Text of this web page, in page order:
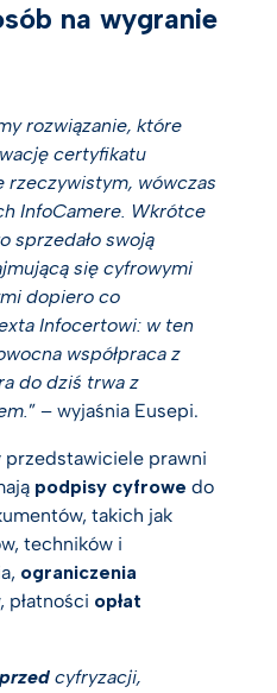
na wygranie
rozwiązanie, które
certyfikatu
rzeczywistym, wówczas
InfoCamere. Wkrótce
sprzedało swoją
się cyfrowymi
dopiero co
Infocertowi: w ten
współpraca z
do dziś trwa z
” – wyjaśnia Eusepi.
prawni
podpisy cyfrowe do
takich jak
techników i
ograniczenia
płatności opłat
przed cyfryzacji,